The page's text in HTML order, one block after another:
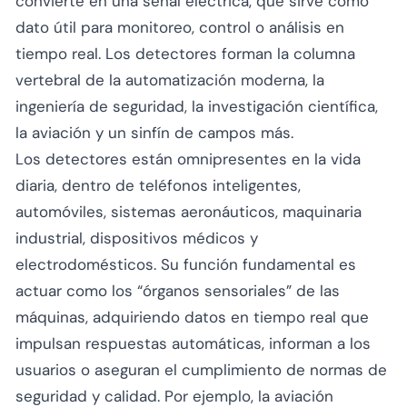
dato útil para monitoreo, control o análisis en
tiempo real. Los detectores forman la columna
vertebral de la automatización moderna, la
ingeniería de seguridad, la investigación científica,
la aviación y un sinfín de campos más.
Los detectores están omnipresentes en la vida
diaria, dentro de teléfonos inteligentes,
automóviles, sistemas aeronáuticos, maquinaria
industrial, dispositivos médicos y
electrodomésticos. Su función fundamental es
actuar como los “órganos sensoriales” de las
máquinas, adquiriendo datos en tiempo real que
impulsan respuestas automáticas, informan a los
usuarios o aseguran el cumplimiento de normas de
seguridad y calidad. Por ejemplo, la aviación